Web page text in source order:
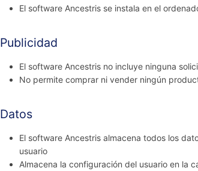
El software Ancestris se instala en el
Publicidad
El software Ancestris no incluye ninguna
No permite comprar ni vender ningún
Datos
El software Ancestris almacena todos los
usuario
Almacena la configuración del usuario en la